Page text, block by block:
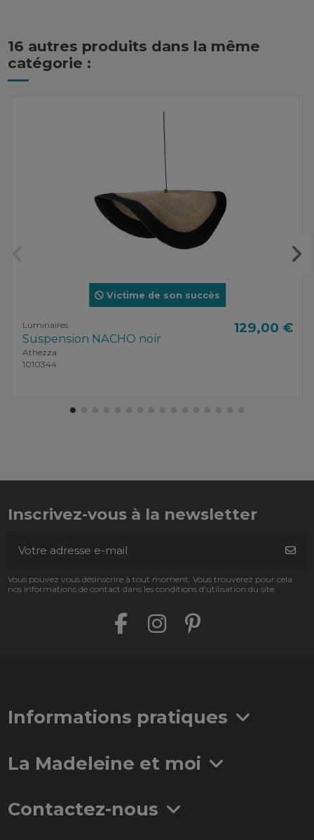
16 autres produits dans la même
catégorie :
Victime de son succès
Luminaires
Suspension NACHO noir
Athezza
1010344
129,00 €
Inscrivez-vous à la newsletter
Vous pouvez vous désinscrire à tout moment. Vous trouverez pour cela
nos informations de contact dans les conditions d'utilisation du site.
Informations pratiques
La Madeleine et moi
Contactez-nous